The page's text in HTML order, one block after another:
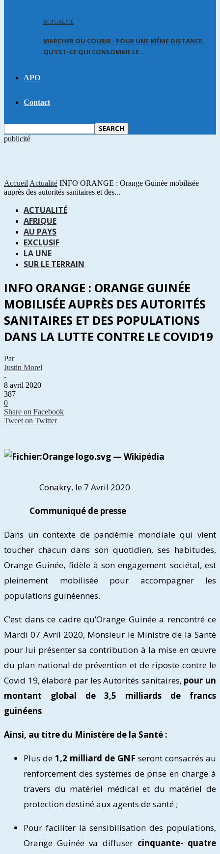
ACTUALITÉ
MARCHER OU COURIR : POUR UNE MÊME DISTANCE,
QU’EST-CE QUI CONSOMME LE…
APO
Contact
publicité
Accueil Actualité INFO ORANGE : Orange Guinée mobilisée
auprès des autorités sanitaires et des...
ACTUALITÉ
AFRIQUE
AU PAYS
EXCLUSIF
LA UNE
SUR LE TERRAIN
INFO ORANGE : ORANGE GUINÉE
MOBILISÉE AUPRÈS DES AUTORITÉS
SANITAIRES ET DES POPULATIONS
DANS LA LUTTE CONTRE LE COVID19
Par
Justin Morel
-
8 avril 2020
387
0
Share on Facebook
Tweet on Twitter
Conakry, le 7 Avril 2020
Communiqué de presse
Dans un contexte de pandémie mondiale qui vient
toucher chacun dans son quotidien, ses habitudes,
Orange Guinée, fidèle à son engagement sociétal, est
pleinement mobilisée pour accompagner les
populations guinéennes.
C’est dans ce cadre qu’Orange Guinée a rencontré ce
Mardi 07 Avril 2020, Monsieur le Ministre de la Santé
pour lui présenter sa contribution à la mise en œuvre
du plan national de prévention et de riposte contre le
Covid 19, élaboré par les Autorités sanitaires, pour un
montant global de 3,5 milliards de francs
guinéens.
Ainsi, au titre du Ministère de la Santé :
Plus de 1,2 milliard de GNF seront consacrés au
renforcement des systèmes de prise en charge à
travers du matériel médical et du matériel de
protection destiné aux agents de santé ;
Pour faciliter la sensibilisation des populations,
Orange Guinée va diffuser cinquante- quatre